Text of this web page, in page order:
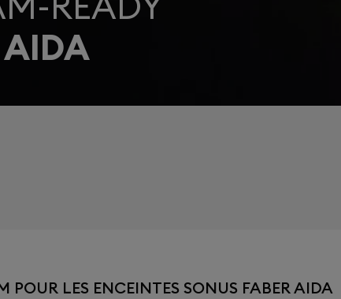
AIDA
POUR LES ENCEINTES SONUS FABER AIDA